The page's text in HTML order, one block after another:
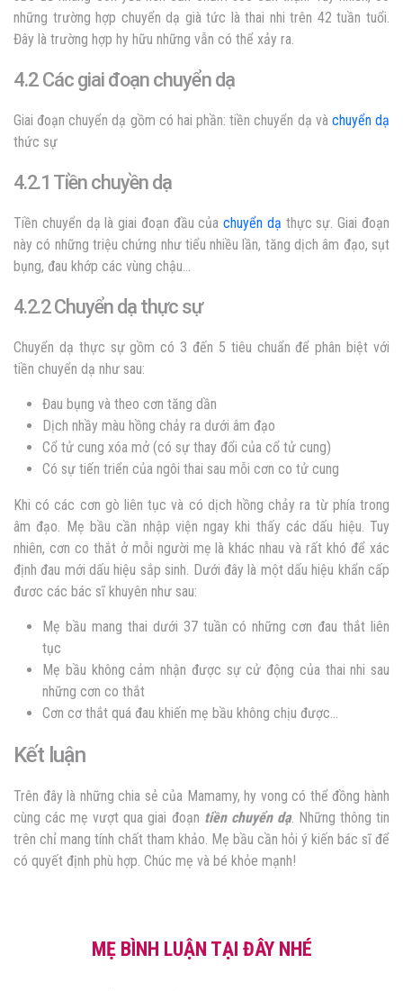
những trường hợp chuyển dạ già tức là thai nhi trên 42 tuần tuổi.
Đây là trường hợp hy hữu những vẫn có thể xảy ra.
4.2 Các giai đoạn chuyển dạ
Giai đoạn chuyển dạ gồm có hai phần: tiền chuyển dạ và chuyển dạ
thức sự
4.2.1 Tiền chuyền dạ
Tiền chuyển dạ là giai đoạn đầu củachuyển dạ thực sự. Giai đoạn
này có những triệu chứng như tiểu nhiều lần, tăng dịch âm đạo, sụt
bụng, đau khớp các vùng chậu…
4.2.2 Chuyển dạ thực sự
Chuyển dạ thực sự gồm có 3 đến 5 tiêu chuẩn để phân biệt với
tiền chuyển dạ như sau:
Đau bụng và theo cơn tăng dần
Dịch nhầy màu hồng chảy ra dưới âm đạo
Cổ tử cung xóa mở (có sự thay đổi của cổ tử cung)
Có sự tiến triển của ngôi thai sau mỗi cơn co tử cung
Khi có các cơn gò liên tục và có dịch hồng chảy ra từ phía trong
âm đạo. Mẹ bầu cần nhập viện ngay khi thấy các dấu hiệu. Tuy
nhiên, cơn co thắt ở mỗi người mẹ là khác nhau và rất khó để xác
định đau mới dấu hiệu sắp sinh. Dưới đây là một dấu hiệu khẩn cấp
đươc các bác sĩ khuyên như sau:
Mẹ bầu mang thai dưới 37 tuần có những cơn đau thắt liên
tục
Mẹ bầu không cảm nhận được sự cử động của thai nhi sau
những cơn co thắt
Cơn cơ thắt quá đau khiến mẹ bầu không chịu được…
Kết luận
Trên đây là những chia sẻ của Mamamy, hy vong có thể đồng hành
cùng các mẹ vượt qua giai đoạn tiền chuyển dạ. Những thông tin
trên chỉ mang tính chất tham khảo. Mẹ bầu cần hỏi ý kiến bác sĩ để
có quyết định phù hợp. Chúc mẹ và bé khỏe mạnh!
MẸ BÌNH LUẬN TẠI ĐÂY NHÉ